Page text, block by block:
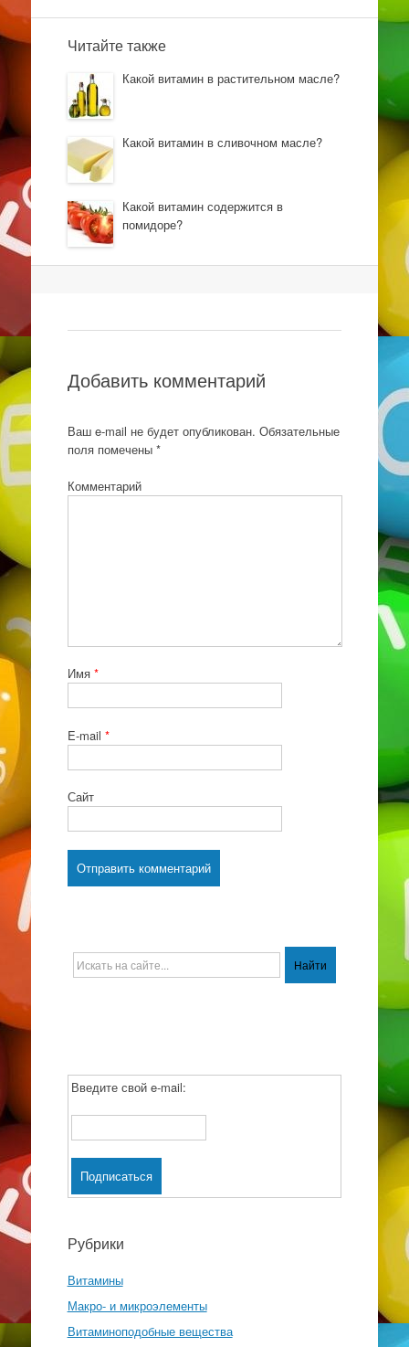
Читайте также
Какой витамин в растительном масле?
Какой витамин в сливочном масле?
Какой витамин содержится в
помидоре?
Добавить комментарий
Ваш e-mail не будет опубликован. Обязательные
поля помечены *
Комментарий
Имя *
E-mail *
Сайт
Введите свой e-mail:
Рубрики
Витамины
Макро- и микроэлементы
Витаминоподобные вещества